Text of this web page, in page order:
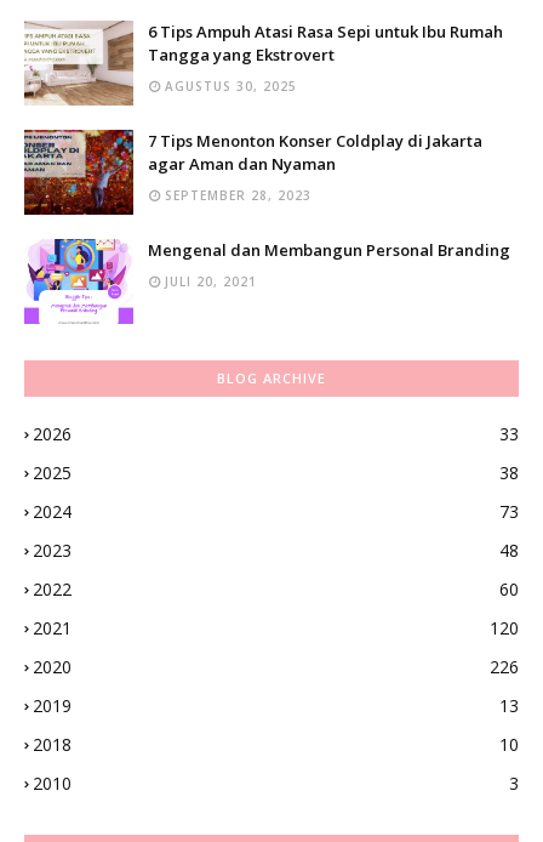
6 Tips Ampuh Atasi Rasa Sepi untuk Ibu Rumah
Tangga yang Ekstrovert
AGUSTUS 30, 2025
7 Tips Menonton Konser Coldplay di Jakarta
agar Aman dan Nyaman
SEPTEMBER 28, 2023
Mengenal dan Membangun Personal Branding
JULI 20, 2021
BLOG ARCHIVE
2026
33
2025
38
2024
73
2023
48
2022
60
2021
120
2020
226
2019
13
2018
10
2010
3